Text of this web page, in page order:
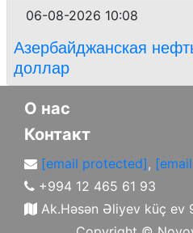
06-08-2026 10:08
Азербайджанская
доллар
О нас
Контакт
[email protected],
+994 12 465 61 93
Ak.Həsən Əliyev küç ev